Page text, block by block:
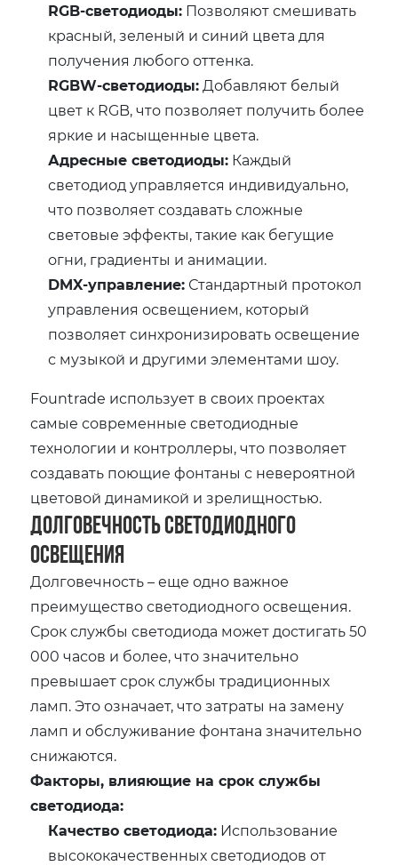
RGB-светодиоды: Позволяют смешивать
красный, зеленый и синий цвета для
получения любого оттенка.
RGBW-светодиоды:Добавляют белый
цвет к RGB, что позволяет получить более
яркие и насыщенные цвета.
Адресные светодиоды: Каждый
светодиод управляется индивидуально,
что позволяет создавать сложные
световые эффекты, такие как бегущие
огни, градиенты и анимации.
DMX-управление: Стандартный протокол
управления освещением, который
позволяет синхронизировать освещение
с музыкой и другими элементами шоу.
Fountrade использует в своих проектах
самые современные светодиодные
технологии и контроллеры, что позволяет
создавать поющие фонтаны с невероятной
цветовой динамикой и зрелищностью.
Долговечность светодиодного
освещения
Долговечность – еще одно важное
преимущество светодиодного освещения.
Срок службы светодиода может достигать 50
000 часов и более, что значительно
превышает срок службы традиционных
ламп. Это означает, что затраты на замену
ламп и обслуживание фонтана значительно
снижаются.
Факторы, влияющие на срок службы
светодиода:
Качество светодиода: Использование
высококачественных светодиодов от